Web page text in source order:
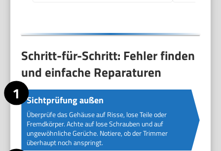
Schritt-für-Schritt: Fehler finden
und einfache Reparaturen
Sichtprüfung außen
Überprüfe das Gehäuse auf Risse, lose Teile oder
Fremdkörper. Achte auf lose Schrauben und auf
ungewöhnliche Gerüche. Notiere, ob der Trimmer
überhaupt noch anspringt.